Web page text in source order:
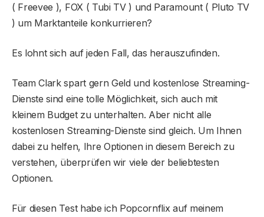
( Freevee ), FOX ( Tubi TV ) und Paramount ( Pluto TV
) um Marktanteile konkurrieren?
Es lohnt sich auf jeden Fall, das herauszufinden.
Team Clark spart gern Geld und kostenlose Streaming-
Dienste sind eine tolle Möglichkeit, sich auch mit
kleinem Budget zu unterhalten. Aber nicht alle
kostenlosen Streaming-Dienste sind gleich. Um Ihnen
dabei zu helfen, Ihre Optionen in diesem Bereich zu
verstehen, überprüfen wir viele der beliebtesten
Optionen.
Für diesen Test habe ich Popcornflix auf meinem